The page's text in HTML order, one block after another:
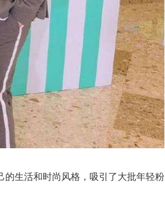
的生活和时尚风格，吸引了大批年轻粉